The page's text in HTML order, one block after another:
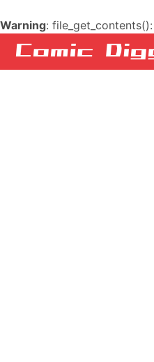
Warning: